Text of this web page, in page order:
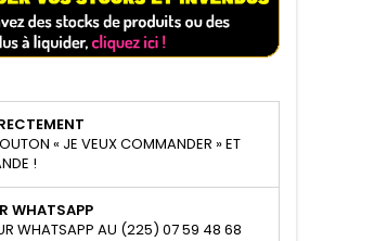
« JE VEUX COMMANDER » ET
!
WHATSAPP
WHATSAPP AU (225) 07 59 48 68